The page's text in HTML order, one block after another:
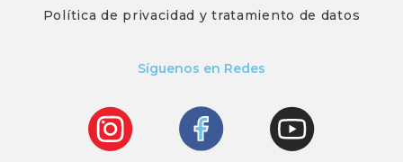
Política de privacidad y tratamiento de datos
Síguenos en Redes